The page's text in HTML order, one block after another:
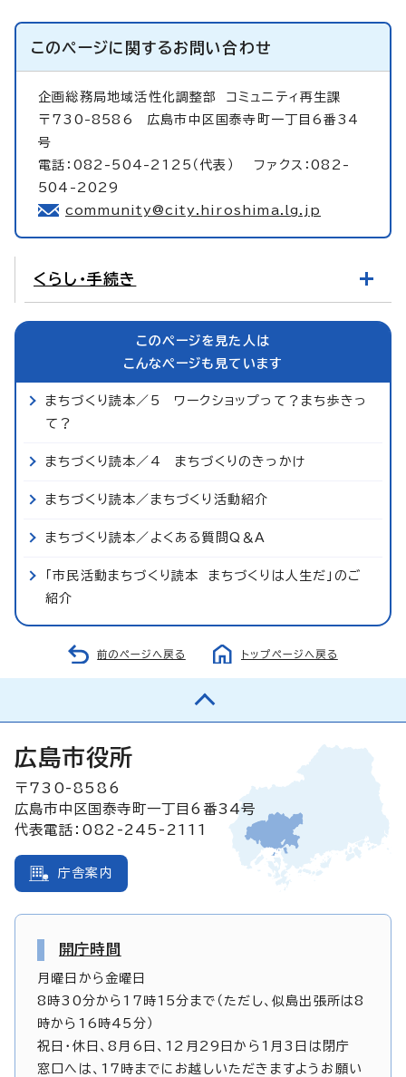
このページに関するお問い合わせ
企画総務局地域活性化調整部 コミュニティ再生課
〒730-8586 広島市中区国泰寺町一丁目6番34
号
電話：082-504-2125（代表） ファクス：082-
504-2029
community@city.hiroshima.lg.jp
くらし・手続き
このページを見た人は
こんなページも見ています
まちづくり読本／5 ワークショップって？まち歩きっ
て？
まちづくり読本／4 まちづくりのきっかけ
まちづくり読本／まちづくり活動紹介
まちづくり読本／よくある質問Q＆A
「市民活動まちづくり読本 まちづくりは人生だ」のご
紹介
前のページへ戻る トップページへ戻る
広島市役所
〒730-8586
広島市中区国泰寺町一丁目6番34号
代表電話：082-245-2111
庁舎案内
開庁時間
月曜日から金曜日
8時30分から17時15分まで（ただし、似島出張所は8
時から16時45分）
祝日・休日、8月6日、12月29日から1月3日は閉庁
窓口へは、17時までにお越しいただきますようお願い